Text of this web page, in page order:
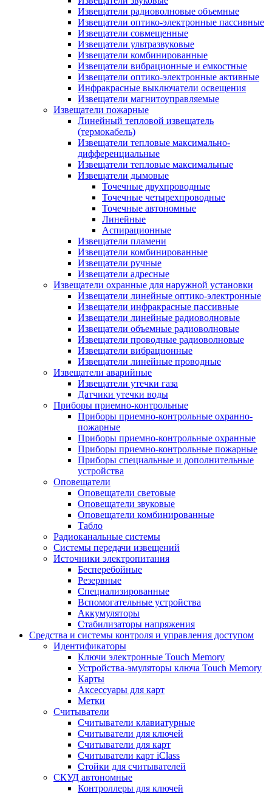
Извещатели радиоволновые объемные
Извещатели оптико-электронные пассивные
Извещатели совмещенные
Извещатели ультразвуковые
Извещатели комбинированные
Извещатели вибрационные и емкостные
Извещатели оптико-электронные активные
Инфракрасные выключатели освещения
Извещатели магнитоуправляемые
Извещатели пожарные
Линейный тепловой извещатель
(термокабель)
Извещатели тепловые максимально-
дифференциальные
Извещатели тепловые максимальные
Извещатели дымовые
Точечные двухпроводные
Точечные четырехпроводные
Точечные автономные
Линейные
Аспирационные
Извещатели пламени
Извещатели комбинированные
Извещатели ручные
Извещатели адресные
Извещатели охранные для наружной установки
Извещатели линейные оптико-электронные
Извещатели инфракрасные пассивные
Извещатели линейные радиоволновые
Извещатели объемные радиоволновые
Извещатели проводные радиоволновые
Извещатели вибрационные
Извещатели линейные проводные
Извещатели аварийные
Извещатели утечки газа
Датчики утечки воды
Приборы приемно-контрольные
Приборы приемно-контрольные охранно-
пожарные
Приборы приемно-контрольные охранные
Приборы приемно-контрольные пожарные
Приборы специальные и дополнительные
устройства
Оповещатели
Оповещатели световые
Оповещатели звуковые
Оповещатели комбинированные
Табло
Радиоканальные системы
Системы передачи извещений
Источники электропитания
Бесперебойные
Резервные
Специализированные
Вспомогательные устройства
Аккумуляторы
Стабилизаторы напряжения
Средства и системы контроля и управления доступом
Идентификаторы
Ключи электронные Touch Memory
Устройства-эмуляторы ключа Touch Memory
Карты
Аксессуары для карт
Метки
Считыватели
Считыватели клавиатурные
Считыватели для ключей
Считыватели для карт
Считыватели карт iClass
Стойки для считывателей
СКУД автономные
Контроллеры для ключей